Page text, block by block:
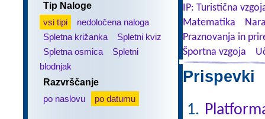
Tip Naloge
vsi tipi
nedoločena naloga
Spletna križanka
Spletni kviz
Spletna osmica
Spletni
blodnjak
Razvrščanje
po naslovu
po datumu
IP: Turistična
Matematika
Praznovanja in
Športna vzgoja
Prispevki